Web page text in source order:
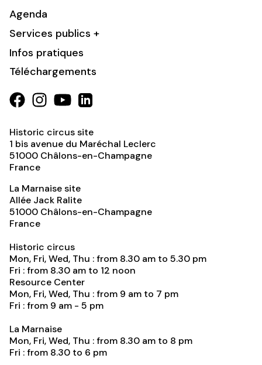
Agenda
Services publics +
Infos pratiques
Téléchargements
Historic circus site
1 bis avenue du Maréchal Leclerc
51000 Châlons-en-Champagne
France
La Marnaise site
Allée Jack Ralite
51000 Châlons-en-Champagne
France
Historic circus
Mon, Fri, Wed, Thu : from 8.30 am to 5.30 pm
Fri : from 8.30 am to 12 noon
Resource Center
Mon, Fri, Wed, Thu : from 9 am to 7 pm
Fri : from 9 am - 5 pm
La Marnaise
Mon, Fri, Wed, Thu : from 8.30 am to 8 pm
Fri : from 8.30 to 6 pm